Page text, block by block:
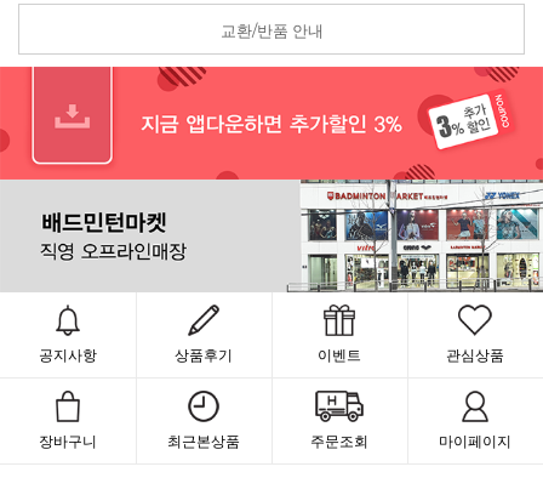
교환/반품 안내
공지사항 상품후기 이벤트 관심상품
장바구니 최근본상품 주문조회 마이페이지